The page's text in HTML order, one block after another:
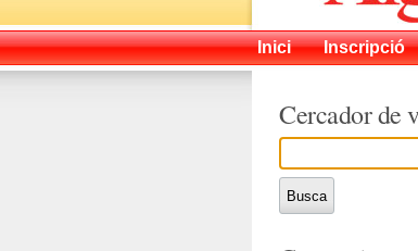
Inici Inscripció
Cercador de